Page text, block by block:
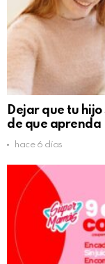
Dejar que tu
de que aprenda
hace 6 días